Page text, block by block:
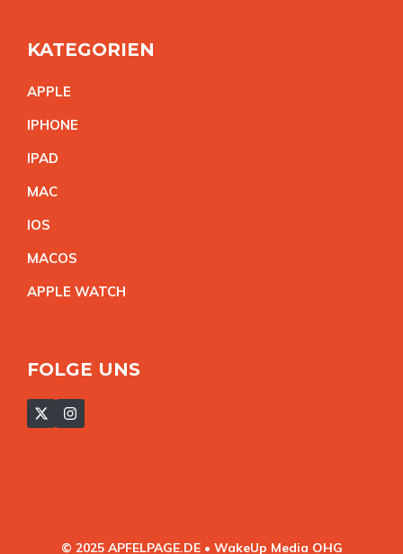
KATEGORIEN
APPLE
IPHONE
IPAD
MAC
IOS
MACOS
APPLE WATCH
FOLGE UNS
© 2025 APFELPAGE.DE • WakeUp Media OHG